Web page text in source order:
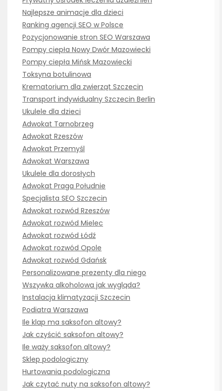
Najlepsze animacje dla dzieci
Ranking agencji SEO w Polsce
Pozycjonowanie stron SEO Warszawa
Pompy ciepła Nowy Dwór Mazowiecki
Pompy ciepła Mińsk Mazowiecki
Toksyna botulinowa
Krematorium dla zwierząt Szczecin
Transport indywidualny Szczecin Berlin
Ukulele dla dzieci
Adwokat Tarnobrzeg
Adwokat Rzeszów
Adwokat Przemyśl
Adwokat Warszawa
Ukulele dla dorosłych
Adwokat Praga Południe
Specjalista SEO Szczecin
Adwokat rozwód Rzeszów
Adwokat rozwód Mielec
Adwokat rozwód Łódź
Adwokat rozwód Opole
Adwokat rozwód Gdańsk
Personalizowane prezenty dla niego
Wszywka alkoholowa jak wygląda?
Instalacja klimatyzacji Szczecin
Podiatra Warszawa
Ile klap ma saksofon altowy?
Jak czyścić saksofon altowy?
Ile waży saksofon altowy?
Sklep podologiczny
Hurtowania podologiczna
Jak czytać nuty na saksofon altowy?